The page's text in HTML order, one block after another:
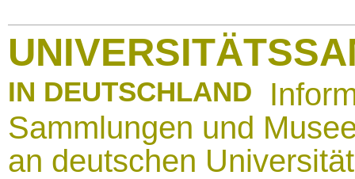
IN DEUTSCHLAND
Sammlungen und
an deutschen